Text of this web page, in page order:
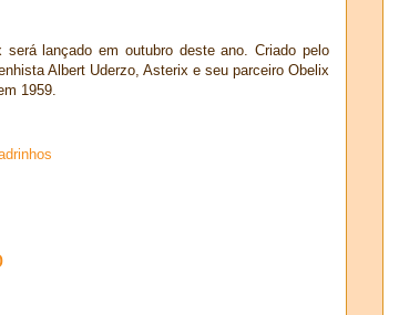
será lançado em outubro deste ano. Criado pelo
Albert Uderzo, Asterix e seu parceiro Obelix
1959.